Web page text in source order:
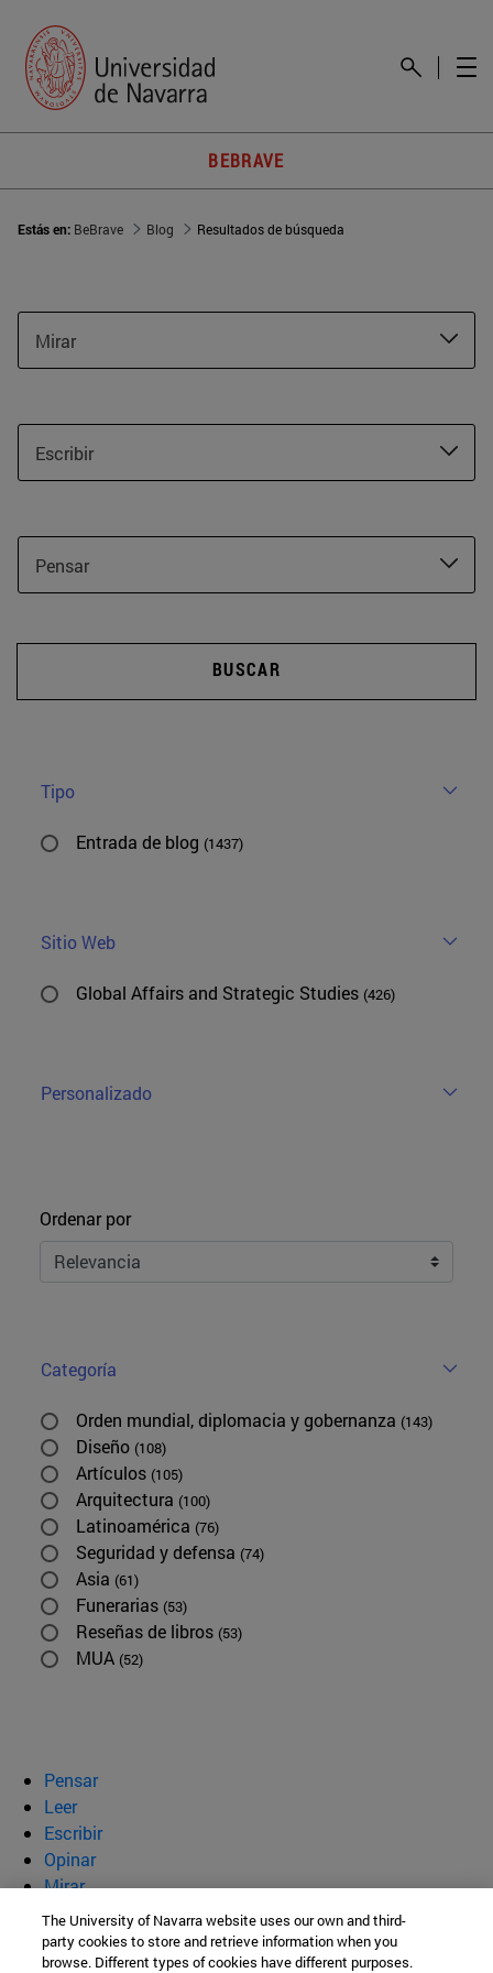
BEBRAVE
Estás en: BeBrave Blog Resultados de búsqueda
Mirar
Escribir
Pensar
BUSCAR
Tipo
Entrada de blog (1437)
Sitio Web
Global Affairs and Strategic Studies (426)
Personalizado
Ordenar
Ordenar por
Categoría
Orden mundial, diplomacia y gobernanza (143)
Diseño (108)
Artículos (105)
Arquitectura (100)
Latinoamérica (76)
Seguridad y defensa (74)
Asia (61)
Funerarias (53)
Reseñas de libros (53)
MUA (52)
Pensar
Leer
Escribir
Opinar
Mirar
Quiénes somos
BeBrave
The University of Navarra website uses our own and third-
party cookies to store and retrieve information when you
browse. Different types of cookies have different purposes.